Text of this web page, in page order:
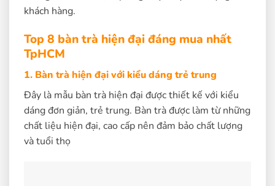
khách hàng.
Top 8 bàn trà hiện đại đáng mua nhất
TpHCM
1. Bàn trà hiện đại với kiểu dáng trẻ trung
Đây là mẫu bàn trà hiện đại được thiết kế với kiểu
dáng đơn giản, trẻ trung. Bàn trà được làm từ những
chất liệu hiện đại, cao cấp nên đảm bảo chất lượng
và tuổi thọ